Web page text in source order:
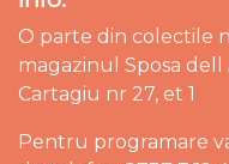
O parte din colectile
magazinul Sposa
Cartagiu nr 27, et 1
Pentru programare